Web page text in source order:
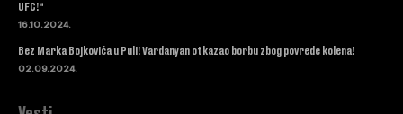
UFC!“
16.10.2024.
Bez Marka Bojkovića u Puli! Vardanyan otkazao borbu zbog povrede kolena!
02.09.2024.